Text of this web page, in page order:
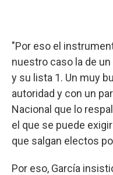
"Por eso el
nuestro caso la de
y su lista 1. Un muy
autoridad y con un
Nacional que lo
el que se puede
que salgan electos
Por eso, García